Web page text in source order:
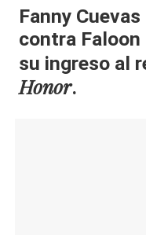
al
it
y
s,
Fanny
contra Faloon
su ingreso al
Honor.